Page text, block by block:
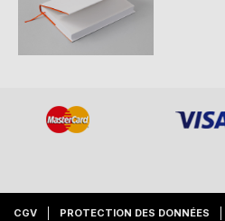
CGV PROTECTION DES DONNÉES